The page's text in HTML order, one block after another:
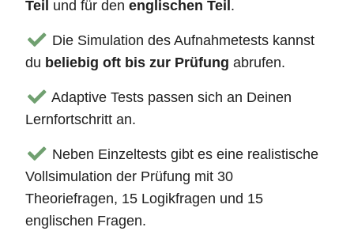
Teil und für den englischen Teil .
Die Simulation des Aufnahmetests kannst
du beliebig oft bis zur Prüfung abrufen.
Adaptive Tests passen sich an Deinen
Lernfortschritt an.
Neben Einzeltests gibt es eine realistische
Vollsimulation der Prüfung mit 30
Theoriefragen, 15 Logikfragen und 15
englischen Fragen.